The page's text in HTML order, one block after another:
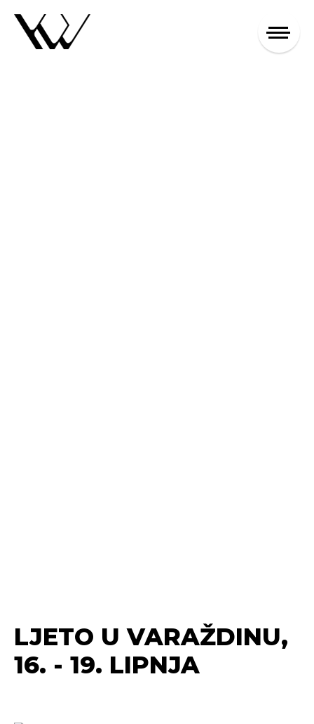
LJETO U VARAŽDINU,
16. - 19. LIPNJA ​